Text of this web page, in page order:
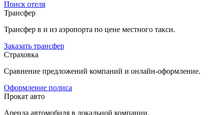
Поиск отеля
Трансфер
Трансфер в и из аэропорта по цене местного такси.
Заказать трансфер
Страховка
Сравнение предложений компаний и онлайн-оформление.
Оформление полиса
Прокат авто
Аренда автомобиля в локальной компании.